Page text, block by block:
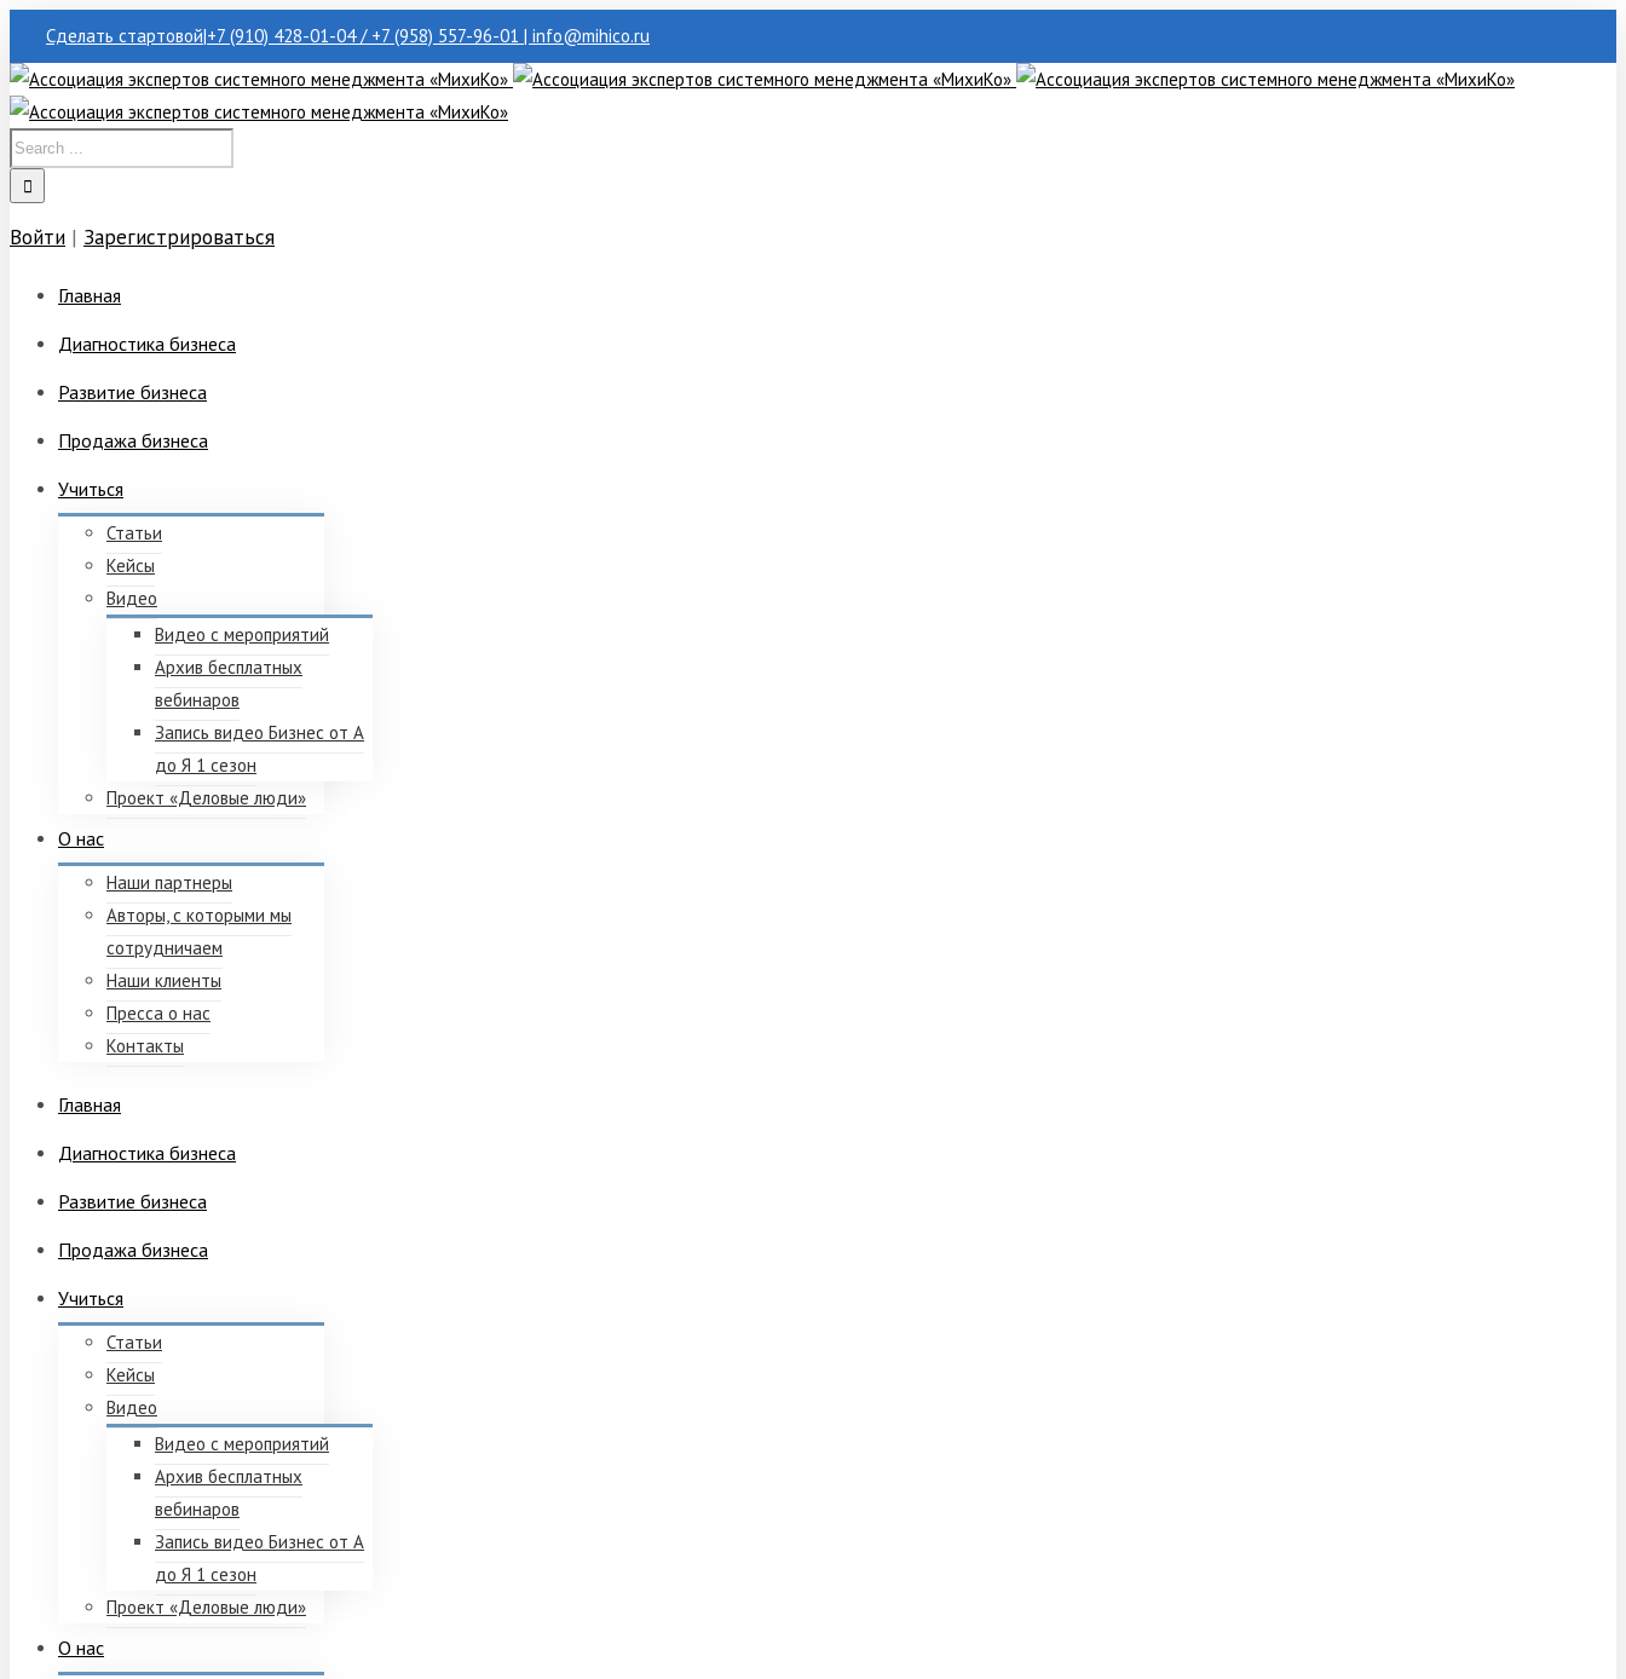
Сделать стартовой|+7 (910) 428-01-04 / +7 (958) 557-96-01 | info@mihico.ru
Войти | Зарегистрироваться
Главная
Диагностика бизнеса
Развитие бизнеса
Продажа бизнеса
Учиться
Статьи
Кейсы
Видео
Видео с мероприятий
Архив бесплатных
вебинаров
Запись видео Бизнес от А
до Я 1 сезон
Проект «Деловые люди»
О нас
Наши партнеры
Авторы, с которыми мы
сотрудничаем
Наши клиенты
Пресса о нас
Контакты
Главная
Диагностика бизнеса
Развитие бизнеса
Продажа бизнеса
Учиться
Статьи
Кейсы
Видео
Видео с мероприятий
Архив бесплатных
вебинаров
Запись видео Бизнес от А
до Я 1 сезон
Проект «Деловые люди»
О нас